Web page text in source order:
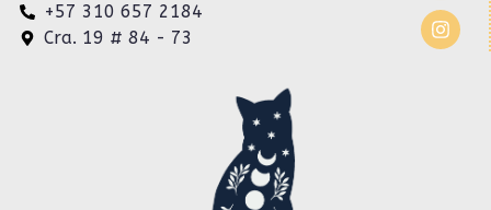
+57 310 657 2184
Cra. 19 # 84 - 73